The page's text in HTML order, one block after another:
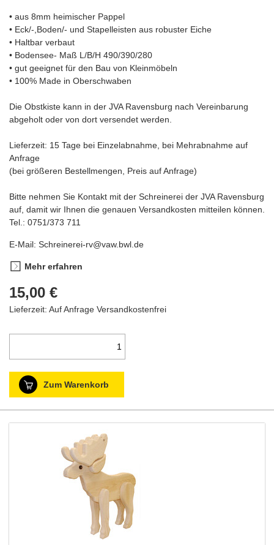
• aus 8mm heimischer Pappel
• Eck/-,Boden/- und Stapelleisten aus robuster Eiche
• Haltbar verbaut
• Bodensee- Maß L/B/H 490/390/280
• gut geeignet für den Bau von Kleinmöbeln
• 100% Made in Oberschwaben
Die Obstkiste kann in der JVA Ravensburg nach Vereinbarung
abgeholt oder von dort versendet werden.
Lieferzeit: 15 Tage bei Einzelabnahme, bei Mehrabnahme auf
Anfrage
(bei größeren Bestellmengen, Preis auf Anfrage)
Bitte nehmen Sie Kontakt mit der Schreinerei der JVA Ravensburg
auf, damit wir Ihnen die genauen Versandkosten mitteilen können.
Tel.: 0751/373 711
E-Mail: Schreinerei-rv@vaw.bwl.de
Mehr erfahren
15,00 €
Lieferzeit: Auf Anfrage Versandkostenfrei
Zum Warenkorb